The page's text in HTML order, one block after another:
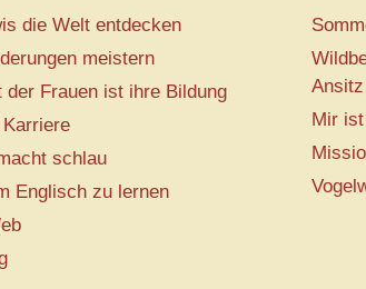
die Welt entdecken
meistern
der Frauen ist ihre Bildung
schlau
Englisch zu lernen
Ansitz
Mir